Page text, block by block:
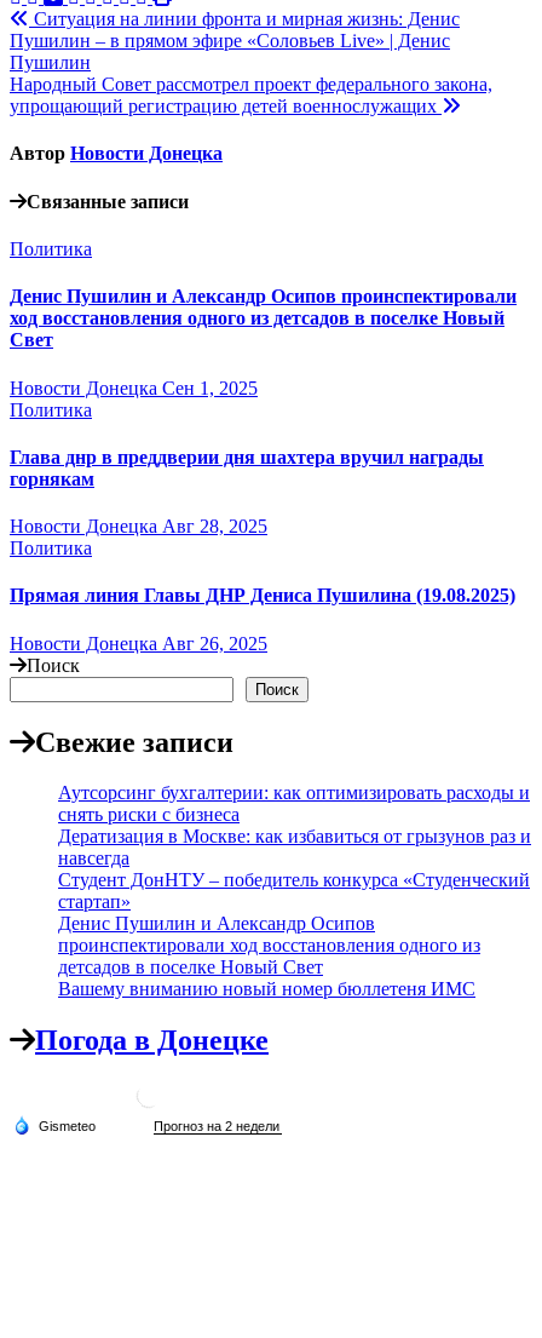
Навигация
по
записям
Ситуация на линии фронта и мирная жизнь: Денис
Пушилин – в прямом эфире «Соловьев Live» | Денис
Пушилин
Народный Совет рассмотрел проект федерального закона,
упрощающий регистрацию детей военнослужащих
Автор Новости Донецка
Связанные записи
Политика
Денис Пушилин и Александр Осипов проинспектировали
ход восстановления одного из детсадов в поселке Новый
Свет
Новости Донецка Сен 1, 2025
Политика
Глава днр в преддверии дня шахтера вручил награды
горнякам
Новости Донецка Авг 28, 2025
Политика
Прямая линия Главы ДНР Дениса Пушилина (19.08.2025)
Новости Донецка Авг 26, 2025
Поиск
Поиск
Свежие записи
Аутсорсинг бухгалтерии: как оптимизировать расходы и
снять риски с бизнеса
Дератизация в Москве: как избавиться от грызунов раз и
навсегда
Студент ДонНТУ – победитель конкурса «Студенческий
стартап»
Денис Пушилин и Александр Осипов
проинспектировали ход восстановления одного из
детсадов в поселке Новый Свет
Вашему вниманию новый номер бюллетеня ИМС
Погода в Донецке